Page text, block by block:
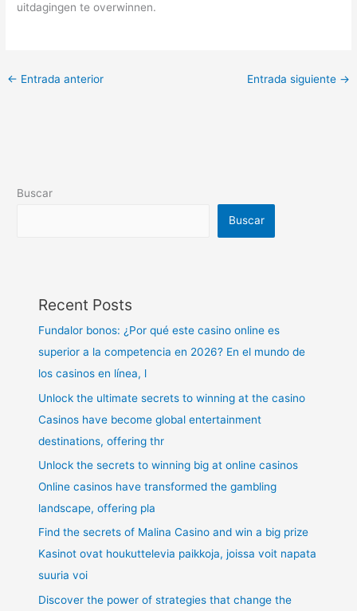
uitdagingen te overwinnen.
← Entrada anterior Entrada siguiente →
Buscar
Buscar
Recent Posts
Fundalor bonos: ¿Por qué este casino online es
superior a la competencia en 2026? En el mundo de
los casinos en línea, l
Unlock the ultimate secrets to winning at the casino
Casinos have become global entertainment
destinations, offering thr
Unlock the secrets to winning big at online casinos
Online casinos have transformed the gambling
landscape, offering pla
Find the secrets of Malina Casino and win a big prize
Kasinot ovat houkuttelevia paikkoja, joissa voit napata
suuria voi
Discover the power of strategies that change the